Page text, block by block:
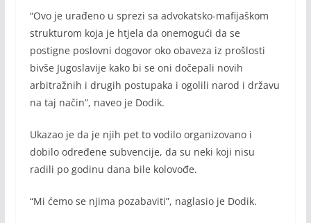
“Ovo je urađeno u sprezi sa advokatsko-mafijaškom
strukturom koja je htjela da onemogući da se
postigne poslovni dogovor oko obaveza iz prošlosti
bivše Jugoslavije kako bi se oni dočepali novih
arbitražnih i drugih postupaka i ogolili narod i državu
na taj način”, naveo je Dodik.
Ukazao je da je njih pet to vodilo organizovano i
dobilo određene subvencije, da su neki koji nisu
radili po godinu dana bile kolovođe.
“Mi ćemo se njima pozabaviti”, naglasio je Dodik.